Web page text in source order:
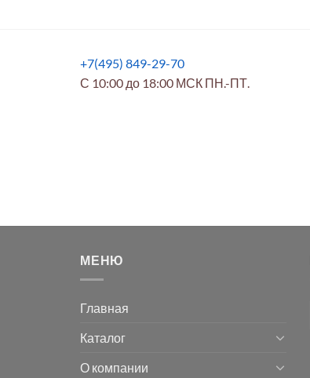
+7(495) 849-29-70
С 10:00 до 18:00 МСК ПН.-ПТ.
МЕНЮ
Главная
Каталог
О компании